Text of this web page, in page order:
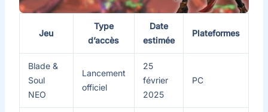
Jeu
Type
d’accès
Date
estimée
Plateformes
Blade &
Soul
NEO
Lancement
officiel
25
février
2025
PC